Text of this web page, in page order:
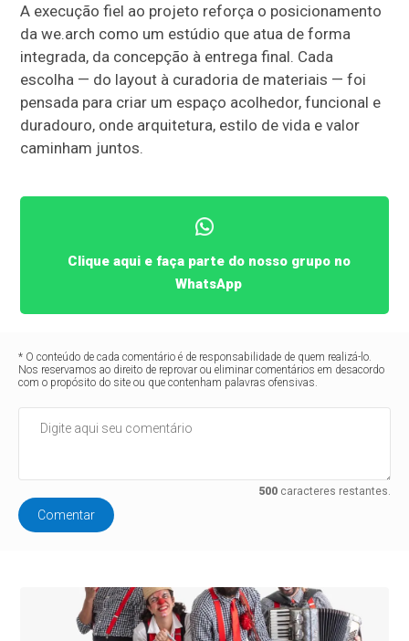
A execução fiel ao projeto reforça o posicionamento
da we.arch como um estúdio que atua de forma
integrada, da concepção à entrega final. Cada
escolha — do layout à curadoria de materiais — foi
pensada para criar um espaço acolhedor, funcional e
duradouro, onde arquitetura, estilo de vida e valor
caminham juntos.
Clique aqui e faça parte do nosso grupo no
WhatsApp
* O conteúdo de cada comentário é de responsabilidade de quem realizá-lo.
Nos reservamos ao direito de reprovar ou eliminar comentários em desacordo
com o propósito do site ou que contenham palavras ofensivas.
500caracteres restantes.
Comentar